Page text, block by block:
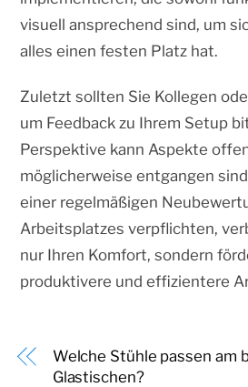
visuell ansprechend sind, um
alles einen festen Platz hat.
Zuletzt sollten Sie Kollegen
um Feedback zu Ihrem Setup
Perspektive kann Aspekte
möglicherweise entgangen
einer regelmäßigen
Arbeitsplatzes verpflichten,
nur Ihren Komfort, sondern
produktivere und effizientere
Welche Stühle passen am
Glastischen?